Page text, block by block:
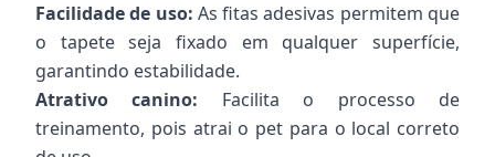
Facilidade de uso: As fitas adesivas permitem que
o tapete seja fixado em qualquer superfície,
garantindo estabilidade.
Atrativo canino: Facilita o processo de
treinamento, pois atrai o pet para o local correto